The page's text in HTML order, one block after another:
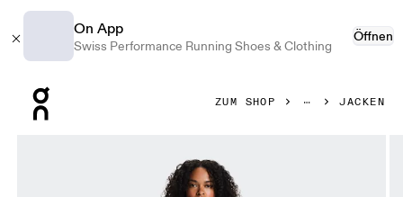
On App
Swiss Performance Running Shoes & Clothing
Öffnen
ZUM SHOP JACKEN